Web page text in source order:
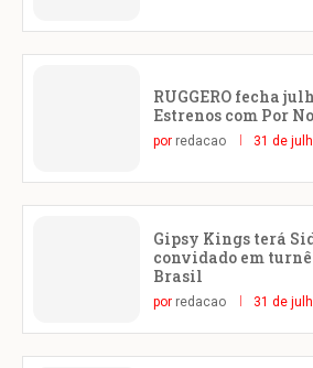
RUGGERO fecha
Estrenos com Por
por redacao 31 de
Gipsy Kings terá
convidado em
Brasil
por redacao 31 de